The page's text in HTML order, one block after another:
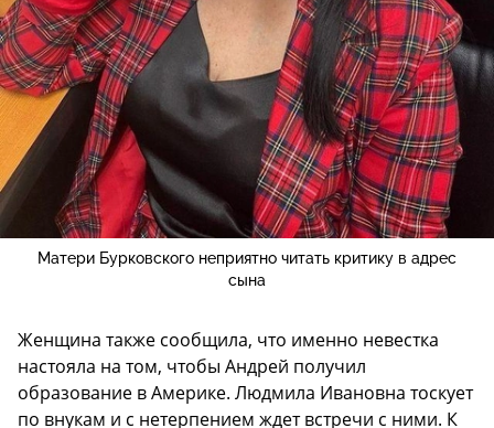
Матери Бурковского неприятно читать критику в адрес
сына
Женщина также сообщила, что именно невестка
настояла на том, чтобы Андрей получил
образование в Америке. Людмила Ивановна тоскует
по внукам и с нетерпением ждет встречи с ними. К